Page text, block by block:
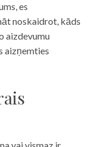
es
noskaidrot, kāds
aizdevumu
aizņemties